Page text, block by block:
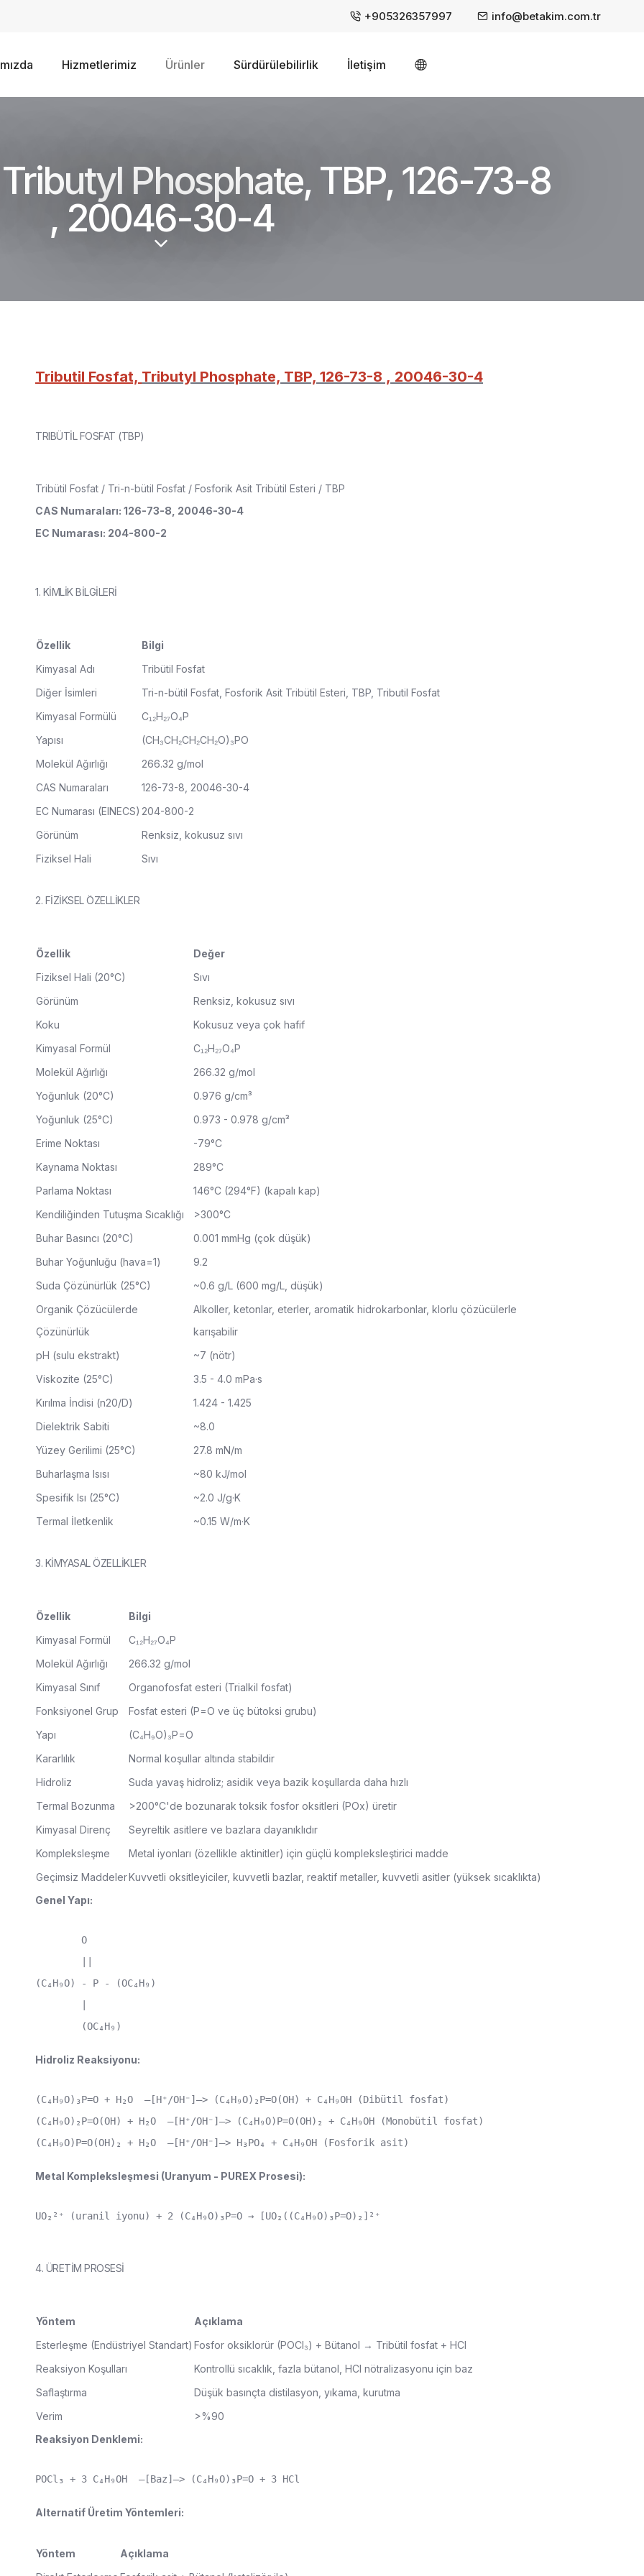
+905326357997 info@betakim.com.tr
Hizmetlerimiz Ürünler Sürdürülebilirlik İletişim
Phosphate, TBP, 126-73-8
, 20046-30-4
Tributil Fosfat, Tributyl Phosphate, TBP, 126-73-8 , 20046-30-4
TRIBÜTİL FOSFAT (TBP)
Tribütil Fosfat / Tri-n-bütil Fosfat / Fosforik Asit Tribütil Esteri / TBP
CAS Numaraları: 126-73-8, 20046-30-4
EC Numarası: 204-800-2
1. KİMLİK BİLGİLERİ
Özellik
Bilgi
Kimyasal Adı
Tribütil Fosfat
Diğer İsimleri
Tri-n-bütil Fosfat, Fosforik Asit Tribütil Esteri, TBP, Tributil Fosfat
Kimyasal Formülü
C₁₂H₂₇O₄P
Yapısı
(CH₃CH₂CH₂CH₂O)₃PO
Molekül Ağırlığı
266.32 g/mol
CAS Numaraları
126-73-8, 20046-30-4
EC Numarası (EINECS) 204-800-2
Görünüm
Renksiz, kokusuz sıvı
Fiziksel Hali
Sıvı
2. FİZİKSEL ÖZELLİKLER
Özellik
Değer
Fiziksel Hali (20°C)
Sıvı
Görünüm
Renksiz, kokusuz sıvı
Koku
Kokusuz veya çok hafif
Kimyasal Formül
C₁₂H₂₇O₄P
Molekül Ağırlığı
266.32 g/mol
Yoğunluk (20°C)
0.976 g/cm³
Yoğunluk (25°C)
0.973 - 0.978 g/cm³
Erime Noktası
-79°C
Kaynama Noktası
289°C
Parlama Noktası
146°C (294°F) (kapalı kap)
Kendiliğinden Tutuşma Sıcaklığı
>300°C
Buhar Basıncı (20°C)
0.001 mmHg (çok düşük)
Buhar Yoğunluğu (hava=1)
9.2
Suda Çözünürlük (25°C)
~0.6 g/L (600 mg/L, düşük)
Organik Çözücülerde
Çözünürlük
Alkoller, ketonlar, eterler, aromatik hidrokarbonlar, klorlu çözücülerle
karışabilir
pH (sulu ekstrakt)
~7 (nötr)
Viskozite (25°C)
3.5 - 4.0 mPa·s
Kırılma İndisi (n20/D)
1.424 - 1.425
Dielektrik Sabiti
~8.0
Yüzey Gerilimi (25°C)
27.8 mN/m
Buharlaşma Isısı
~80 kJ/mol
Spesifik Isı (25°C)
~2.0 J/g·K
Termal İletkenlik
~0.15 W/m·K
3. KİMYASAL ÖZELLİKLER
Özellik
Bilgi
Kimyasal Formül
C₁₂H₂₇O₄P
Molekül Ağırlığı
266.32 g/mol
Kimyasal Sınıf
Organofosfat esteri (Trialkil fosfat)
Fonksiyonel Grup
Fosfat esteri (P=O ve üç bütoksi grubu)
Yapı
(C₄H₉O)₃P=O
Kararlılık
Normal koşullar altında stabildir
Hidroliz
Suda yavaş hidroliz; asidik veya bazik koşullarda daha hızlı
Termal Bozunma
>200°C'de bozunarak toksik fosfor oksitleri (POx) üretir
Kimyasal Direnç
Seyreltik asitlere ve bazlara dayanıklıdır
Kompleksleşme
Metal iyonları (özellikle aktinitler) için güçlü kompleksleştirici madde
Geçimsiz MaddelerKuvvetli oksitleyiciler, kuvvetli bazlar, reaktif metaller, kuvvetli asitler (yüksek sıcaklıkta)
Genel Yapı:
        O
(C₄H₉O) - P - (OC₄H₉)
        (OC₄H₉)
Hidroliz Reaksiyonu:
(C₄H₉O)₃P=O + H₂O  —[H⁺/OH⁻]—> (C₄H₉O)₂P=O(OH) + C₄H₉OH (Dibütil fosfat)
(C₄H₉O)₂P=O(OH) + H₂O  —[H⁺/OH⁻]—> (C₄H₉O)P=O(OH)₂ + C₄H₉OH (Monobütil fosfat)
(C₄H₉O)P=O(OH)₂ + H₂O  —[H⁺/OH⁻]—> H₃PO₄ + C₄H₉OH (Fosforik asit)
Metal Kompleksleşmesi (Uranyum - PUREX Prosesi):
UO₂²⁺ (uranil iyonu) + 2 (C₄H₉O)₃P=O → [UO₂((C₄H₉O)₃P=O)₂]²⁺
4. ÜRETİM PROSESİ
Yöntem
Açıklama
Esterleşme (Endüstriyel Standart) Fosfor oksiklorür (POCl₃) + Bütanol → Tribütil fosfat + HCl
Reaksiyon Koşulları
Kontrollü sıcaklık, fazla bütanol, HCl nötralizasyonu için baz
Saflaştırma
Düşük basınçta distilasyon, yıkama, kurutma
Verim
>%90
Reaksiyon Denklemi:
POCl₃ + 3 C₄H₉OH  —[Baz]—> (C₄H₉O)₃P=O + 3 HCl
Alternatif Üretim Yöntemleri:
Yöntem
Açıklama